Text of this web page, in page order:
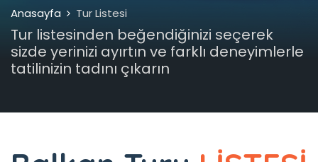
Anasayfa Tur Listesi
Tur listesinden beğendiğinizi seçerek
sizde yerinizi ayırtın ve farklı deneyimlerle
tatilinizin tadını çıkarın